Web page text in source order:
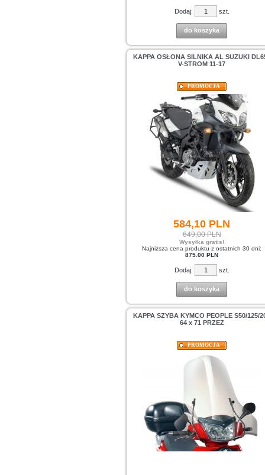
Dodaj: szt.
do koszyka
KAPPA OSŁONA SILNIKA AL SUZUKI
V-STROM 11-17
PROMOCJA
584,10 PLN
649,00 PLN
Wysyłka gratis!
Najniższa cena produktu z ostatnich 30 dni:
875.00 PLN
Dodaj: szt.
do koszyka
KAPPA SZYBA KYMCO PEOPLE S50/125/
64 x 71 PRZEZ
PROMOCJA